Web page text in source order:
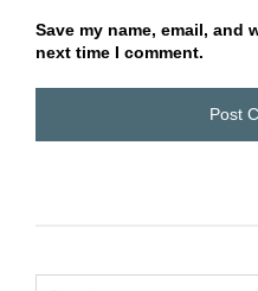
Save my name, email, and
next time I comment.